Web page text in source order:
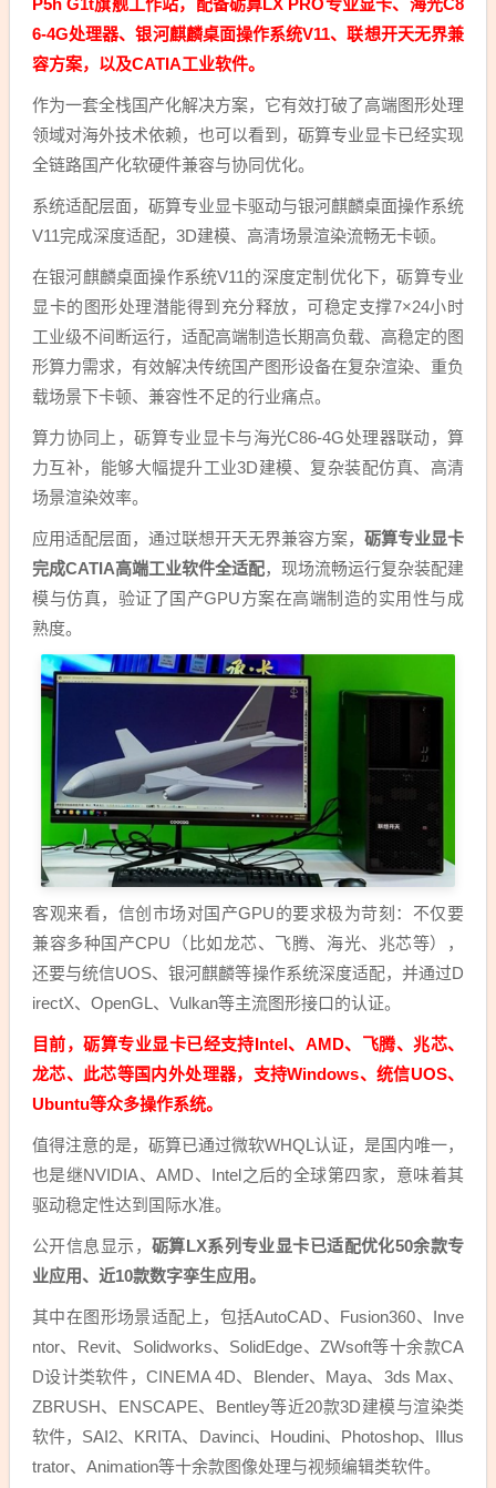
6-4G处理器、银河麒麟桌面操作系统V11、联想开天无界兼
容方案，以及CATIA工业软件。
作为一套全栈国产化解决方案，它有效打破了高端图形处理
领域对海外技术依赖，也可以看到，砺算专业显卡已经实现
全链路国产化软硬件兼容与协同优化。
系统适配层面，砺算专业显卡驱动与银河麒麟桌面操作系统
V11完成深度适配，3D建模、高清场景渲染流畅无卡顿。
在银河麒麟桌面操作系统V11的深度定制优化下，砺算专业
显卡的图形处理潜能得到充分释放，可稳定支撑7×24小时
工业级不间断运行，适配高端制造长期高负载、高稳定的图
形算力需求，有效解决传统国产图形设备在复杂渲染、重负
载场景下卡顿、兼容性不足的行业痛点。
算力协同上，砺算专业显卡与海光C86-4G处理器联动，算
力互补，能够大幅提升工业3D建模、复杂装配仿真、高清
场景渲染效率。
应用适配层面，通过联想开天无界兼容方案， 砺算专业显卡
完成CATIA高端工业软件全适配，现场流畅运行复杂装配建
模与仿真，验证了国产GPU方案在高端制造的实用性与成
熟度。
客观来看，信创市场对国产GPU的要求极为苛刻：不仅要
兼容多种国产CPU（比如龙芯、飞腾、海光、兆芯等），
还要与统信UOS、银河麒麟等操作系统深度适配，并通过D
irectX、OpenGL、Vulkan等主流图形接口的认证。
目前，砺算专业显卡已经支持Intel、AMD、飞腾、兆芯、
龙芯、此芯等国内外处理器，支持Windows、统信UOS、
Ubuntu等众多操作系统。
值得注意的是，砺算已通过微软WHQL认证，是国内唯一，
也是继NVIDIA、AMD、Intel之后的全球第四家，意味着其
驱动稳定性达到国际水准。
公开信息显示， 砺算LX系列专业显卡已适配优化50余款专
业应用、近10款数字孪生应用。
其中在图形场景适配上，包括AutoCAD、Fusion360、Inve
ntor、Revit、Solidworks、SolidEdge、ZWsoft等十余款CA
D设计类软件，CINEMA 4D、Blender、Maya、3ds Max、
ZBRUSH、ENSCAPE、Bentley等近20款3D建模与渲染类
软件，SAI2、KRITA、Davinci、Houdini、Photoshop、Illus
trator、Animation等十余款图像处理与视频编辑类软件。